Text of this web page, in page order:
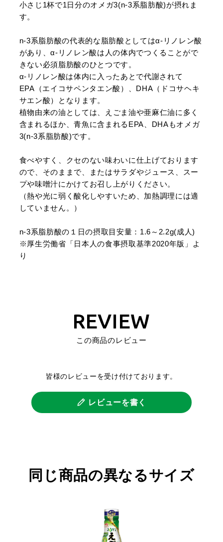
小さじ1杯で1日分のオメガ3(n-3系脂肪酸)が摂れま
す。
n-3系脂肪酸の代表的な脂肪酸としてはα-リノレン酸
があり、α-リノレン酸は人の体内でつくることがで
きない必須脂肪酸のひとつです。
α-リノレン酸は体内に入ったあとで代謝されて
EPA（エイコサペンタエン酸）、DHA（ドコサヘキ
サエン酸）となります。
植物由来の油としては、えごま油や亜麻仁油に多く
含まれるほか、青魚に含まれるEPA、DHAもオメガ
3(n-3系脂肪酸)です。
食べやすく、クセのない味わいに仕上げております
ので、そのままで、またはサラダやジュース、スー
プや味噌汁にかけてお召し上がりください。
（熱や光に弱く酸化しやすいため、加熱調理には適
していません。）
n-3系脂肪酸の１日の摂取目安量：1.6～2.2g(成人)
※厚生労働省「日本人の食事摂取基準2020年版」よ
り
REVIEW
この商品のレビュー
皆様のレビューを受け付けております。
レビューを書く
同じ商品の異なるサイズ